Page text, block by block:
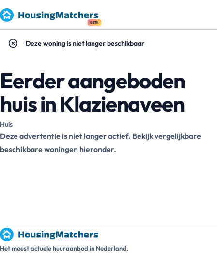
BETA
Deze woning is niet langer beschikbaar
Eerder aangeboden
huis in Klazienaveen
Huis
Deze advertentie is niet langer actief. Bekijk vergelijkbare
beschikbare woningen hieronder.
Het meest actuele huuraanbod in Nederland.